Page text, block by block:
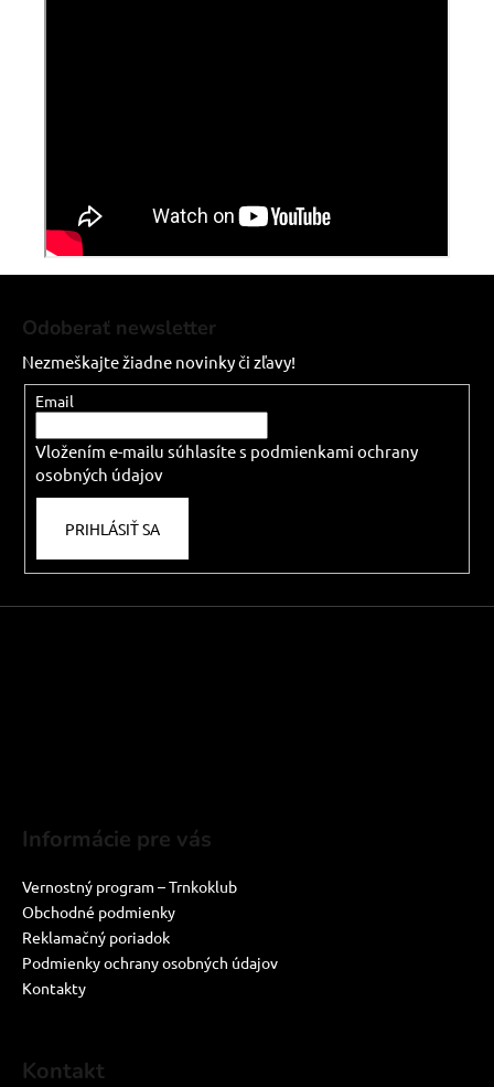
Odoberať newsletter
Nezmeškajte žiadne novinky či zľavy!
Email
Vložením e-mailu súhlasíte s podmienkami ochrany
osobných údajov
PRIHLÁSIŤ SA
Informácie pre vás
Vernostný program – Trnkoklub
Obchodné podmienky
Reklamačný poriadok
Podmienky ochrany osobných údajov
Kontakty
Kontakt